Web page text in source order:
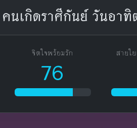
คนเกิดราศีกันย์ วันอาทิ
จิตใจพร้อมรัก
76
สายใ